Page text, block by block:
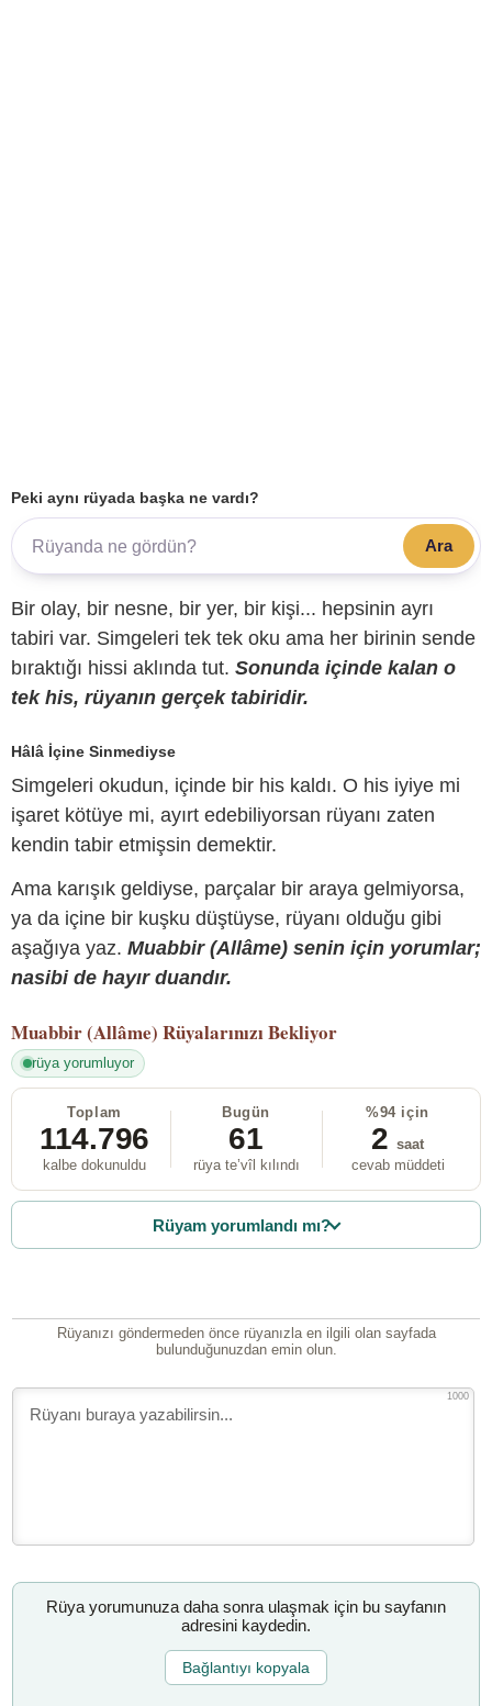
Peki aynı rüyada başka ne vardı?
Ara
Bir olay, bir nesne, bir yer, bir kişi... hepsinin ayrı
tabiri var. Simgeleri tek tek oku ama her birinin sende
bıraktığı hissi aklında tut. Sonunda içinde kalan o
tek his, rüyanın gerçek tabiridir.
Hâlâ İçine Sinmediyse
Simgeleri okudun, içinde bir his kaldı. O his iyiye mi
işaret kötüye mi, ayırt edebiliyorsan rüyanı zaten
kendin tabir etmişsin demektir.
Ama karışık geldiyse, parçalar bir araya gelmiyorsa,
ya da içine bir kuşku düştüyse, rüyanı olduğu gibi
aşağıya yaz. Muabbir (Allâme) senin için yorumlar;
nasibi de hayır duandır.
Muabbir (Allâme) Rüyalarınızı Bekliyor
rüya yorumluyor
Toplam
114.796
kalbe dokunuldu
Bugün
61
rüya te’vîl kılındı
%94 için
2 saat
cevab müddeti
Rüyam yorumlandı mı?
Rüyanızı göndermeden önce rüyanızla en ilgili olan sayfada
bulunduğunuzdan emin olun.
1000
Rüya yorumunuza daha sonra ulaşmak için bu sayfanın
adresini kaydedin.
Bağlantıyı kopyala